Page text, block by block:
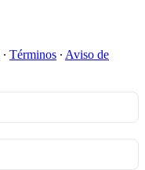
∙ Términos ∙ Aviso de